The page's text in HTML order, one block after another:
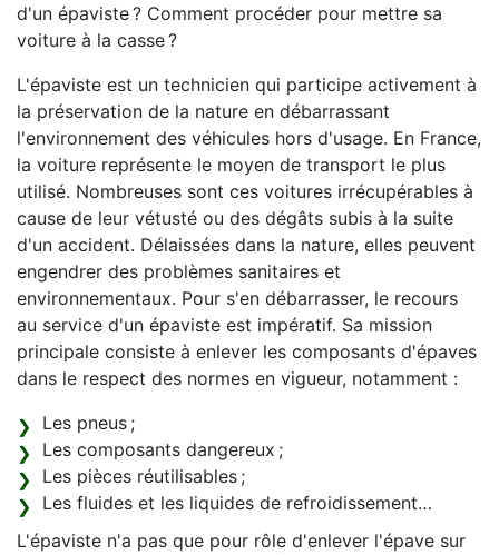
d'un épaviste ? Comment procéder pour mettre sa
voiture à la casse ?
L'épaviste est un technicien qui participe activement à
la préservation de la nature en débarrassant
l'environnement des véhicules hors d'usage. En France,
la voiture représente le moyen de transport le plus
utilisé. Nombreuses sont ces voitures irrécupérables à
cause de leur vétusté ou des dégâts subis à la suite
d'un accident. Délaissées dans la nature, elles peuvent
engendrer des problèmes sanitaires et
environnementaux. Pour s'en débarrasser, le recours
au service d'un épaviste est impératif. Sa mission
principale consiste à enlever les composants d'épaves
dans le respect des normes en vigueur, notamment :
Les pneus ;
Les composants dangereux ;
Les pièces réutilisables ;
Les fluides et les liquides de refroidissement…
L'épaviste n'a pas que pour rôle d'enlever l'épave sur